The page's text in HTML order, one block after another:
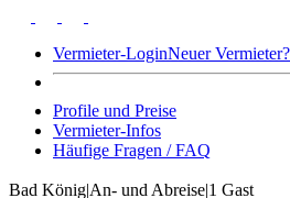
Vermieter-LoginNeuer
Profile und Preise
Vermieter-Infos
Häufige Fragen / FAQ
Bad König|An- und Abreise|1 Gast